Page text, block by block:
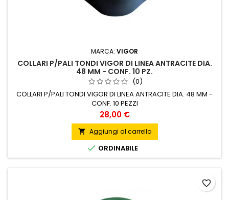
MARCA: VIGOR
COLLARI P/PALI TONDI VIGOR DI LINEA ANTRACITE DIA.
48 MM - CONF. 10 PZ.
(0)
COLLARI P/PALI TONDI VIGOR DI LINEA ANTRACITE DIA. 48 MM -
CONF. 10 PEZZI
Prezzo
28,00 €
 Aggiungi al carrello
 ORDINABILE
favorite_border